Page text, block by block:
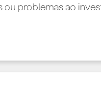
problemas ao